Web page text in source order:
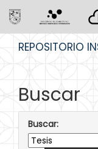
REPOSITORIO
Buscar
Buscar: